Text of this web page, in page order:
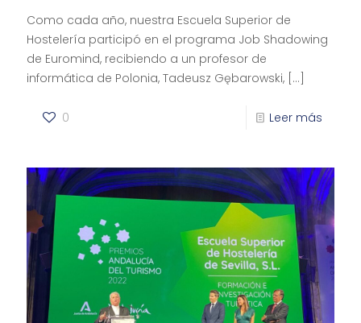
Como cada año, nuestra Escuela Superior de
Hostelería participó en el programa Job Shadowing
de Euromind, recibiendo a un profesor de
informática de Polonia, Tadeusz Gębarowski, […]
0 Leer más